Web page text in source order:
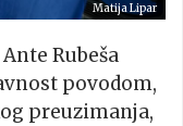
Matija Lipar
Rubeša
povodom,
preuzimanja,